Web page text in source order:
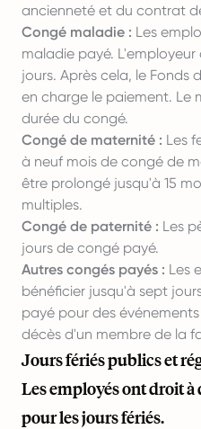
ancienneté et du contrat
Congé maladie : Les
maladie payé. L'employeur
jours. Après cela, le Fonds
en charge le paiement. Le
durée du congé.
Congé de maternité : Les
à neuf mois de congé de
être prolongé jusqu'à 15
multiples.
Congé de paternité : Les
jours de congé payé.
Autres congés payés : Les
bénéficier jusqu'à sept
payé pour des
décès d'un membre de la
Jours fériés publics et
Les employés ont droit à
pour les jours fériés.